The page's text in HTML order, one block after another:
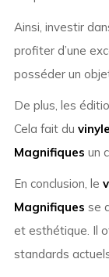
Ainsi, investir
profiter d’une
posséder un
De plus, les
Cela fait du
Magnifiques un
En conclusion, le
Magnifiques se
et esthétique. Il
standards